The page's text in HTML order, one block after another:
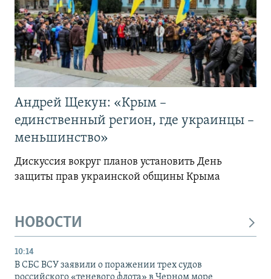
Андрей Щекун: «Крым –
единственный регион, где украинцы –
меньшинство»
Дискуссия вокруг планов установить День
защиты прав украинской общины Крыма
НОВОСТИ
10:14
В СБС ВСУ заявили о поражении трех судов
российского «теневого флота» в Черном море